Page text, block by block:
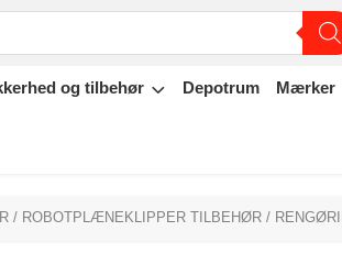
og tilbehør Depotrum Mærker
/ ROBOTPLÆNEKLIPPER TILBEHØR /